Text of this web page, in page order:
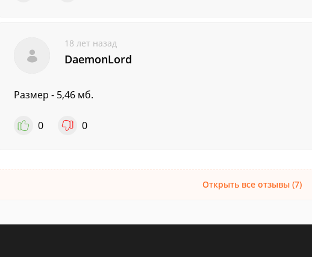
18 лет назад
DaemonLord
Размер - 5,46 мб.
0 0
Открыть все отзывы (7)